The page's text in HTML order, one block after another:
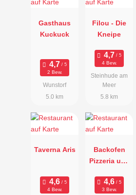
Gasthaus
Kuckuck
2 Bew.
Wunstorf
5.0 km
Filou - Die
Kneipe
4 Bew.
Steinhude am
Meer
5.8 km
Taverna Aris
4 Bew.
Backofen
Pizzeria und
3 Bew.